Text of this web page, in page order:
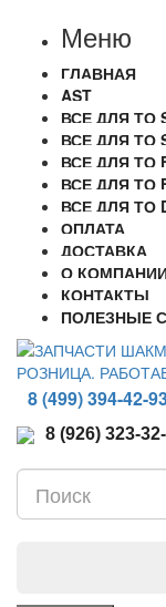
Меню
ГЛАВНАЯ
AST
ВСЕ ДЛЯ ТО
ВСЕ ДЛЯ ТО
ВСЕ ДЛЯ ТО
ВСЕ ДЛЯ ТО
ВСЕ ДЛЯ ТО
ОПЛАТА
ДОСТАВКА
О
КОНТАКТЫ
ПОЛЕЗНЫЕ
8 (499) 394-42-
8 (926) 323-